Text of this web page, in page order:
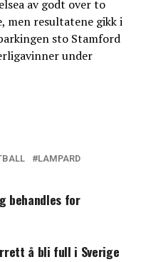
av godt over to
men resultatene gikk i
sto Stamford
under
LAMPARD
behandles for
å bli full i Sverige